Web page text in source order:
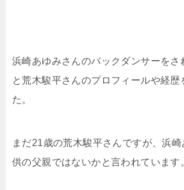
浜崎あゆみさんのバックダンサーをさ
と荒木駿平さんのプロフィールや経歴
た。
まだ21歳の荒木駿平さんですが、浜
供の父親ではないかと言われています